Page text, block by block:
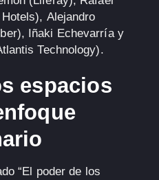
Alejandro
Iñaki Echevarríay
Technology).
espacios
“El poder de los